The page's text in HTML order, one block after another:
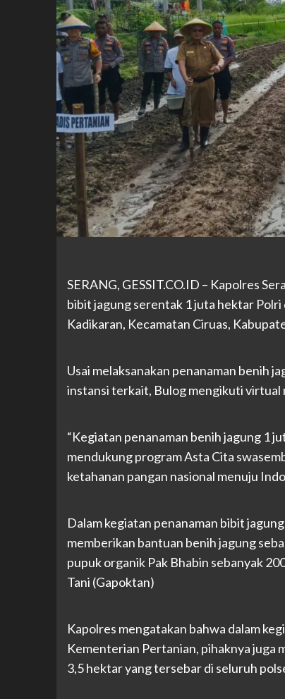
SERANG, GESSIT.CO.ID – Kapolres
bibit jagung serentak 1 juta hektar
Kadikaran, Kecamatan Ciruas,
Usai melaksanakan penanaman benih
instansi terkait, Bulog mengikuti
“Kegiatan penanaman benih jagung 1
mendukung program Asta Cita
ketahanan pangan nasional menuju
Dalam kegiatan penanaman bibit
memberikan bantuan benih jagung
pupuk organik Pak Bhabin sebanyak
Tani (Gapoktan)
Kapolres mengatakan bahwa dalam
Kementerian Pertanian, pihaknya juga
3,5 hektar yang tersebar di seluruh